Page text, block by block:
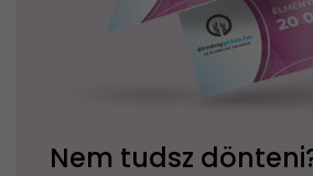
Nem tudsz